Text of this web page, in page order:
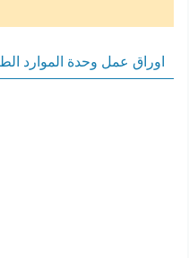
اوراق عمل وحدة الموارد